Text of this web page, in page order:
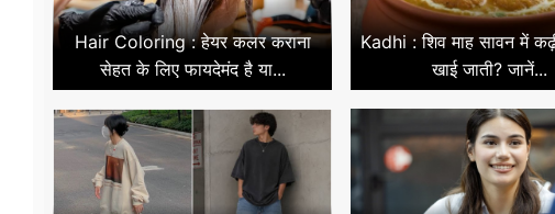
Hair Coloring : हेयर कलर कराना
सेहत के लिए फायदेमंद है या...
Kadhi : शिव माह सावन में
खाई जाती? जानें...